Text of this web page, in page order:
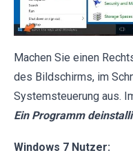
Machen Sie einen
des Bildschirms, im
Systemsteuerung aus.
Ein Programm
Windows 7 Nutzer: